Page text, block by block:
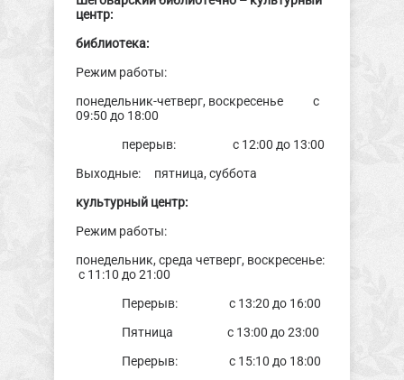
центр:
библиотека:
Режим работы:
понедельник-четверг, воскресенье с
09:50 до 18:00
перерыв: с 12:00 до 13:00
Выходные: пятница, суббота
культурный центр:
Режим работы:
понедельник, среда четверг, воскресенье:
с 11:10 до 21:00
Перерыв: с 13:20 до 16:00
Пятница с 13:00 до 23:00
Перерыв: с 15:10 до 18:00